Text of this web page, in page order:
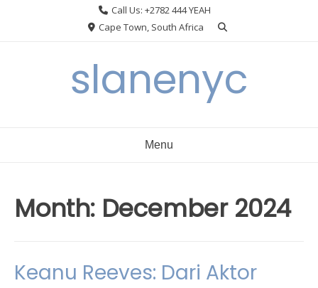
Call Us: +2782 444 YEAH
Cape Town, South Africa
slanenyc
Menu
Month: December 2024
Keanu Reeves: Dari Aktor